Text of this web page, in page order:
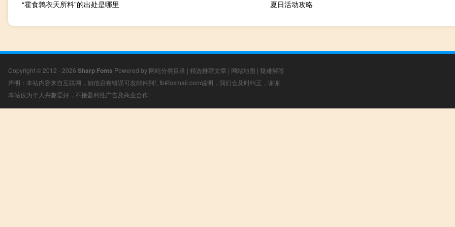
“霍食鹑衣天所料”的出处是哪里 夏日活动攻略
Copyright © 2012 - 2026 Sharp Fonts Powered by 网站分类目录 | 精选推荐文章 | 网站地图 | 疑难解答
声明：本站内容来自互联网，如信息有错误可发邮件到f_fb#foxmail.com说明，我们会及时纠正，谢谢
本站仅为个人兴趣爱好，不接盈利性广告及商业合作